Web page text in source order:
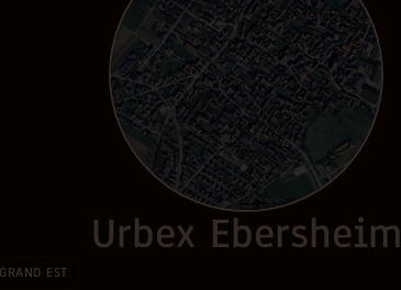
Urbex Ebersheim
GRAND EST